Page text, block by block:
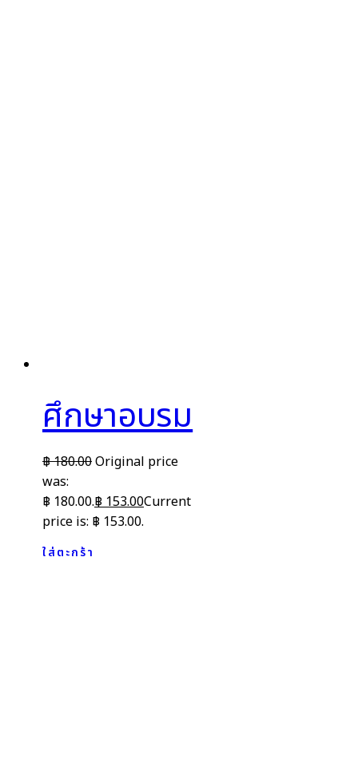
ศึกษาอบรม
฿180.00Original price
was:
฿ 180.00.฿153.00Current
price is: ฿ 153.00.
ใส่ตะกร้า